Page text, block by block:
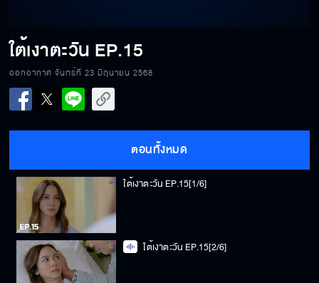
ใต้เงาตะวัน EP.15
ออกอากาศ จันทร์ที่ 23 มิถุนายน 2568
ตอนทั้งหมด
ใต้เงาตะวัน EP.15[1/6]
ใต้เงาตะวัน EP.15[2/6]